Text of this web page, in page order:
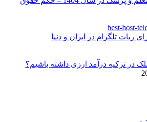
ربات تلگرام در ایران و دنیا
در ترکیه درآمد ارزی داشته باشیم؟